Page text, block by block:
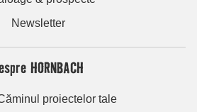
Newsletter
HORNBACH
proiectelor tale